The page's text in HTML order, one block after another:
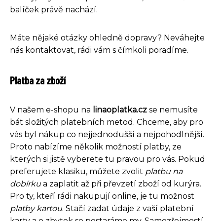
balíček právě nachází.
Máte nějaké otázky ohledně dopravy? Neváhejte
nás kontaktovat, rádi vám s čímkoli poradíme.
Platba za zboží
V našem e-shopu na linaoplatka.cz se nemusíte
bát složitých platebních metod. Chceme, aby pro
vás byl nákup co nejjednodušší a nejpohodlnější.
Proto nabízíme několik možností platby, ze
kterých si jistě vyberete tu pravou pro vás. Pokud
preferujete klasiku, můžete zvolit platbu na
dobírku a zaplatit až při převzetí zboží od kurýra.
Pro ty, kteří rádi nakupují online, je tu možnost
platby kartou. Stačí zadat údaje z vaší platební